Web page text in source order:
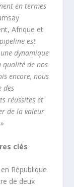
en termes
Afrique et
est
dynamique
qualité de nos
encore, nous
des
réussites et
de la valeur
clés
République
de deux